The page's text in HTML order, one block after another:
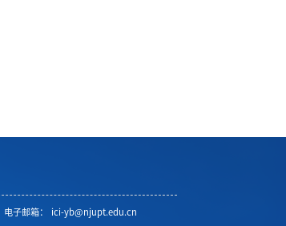
电子邮箱： ici-yb@njupt.edu.cn